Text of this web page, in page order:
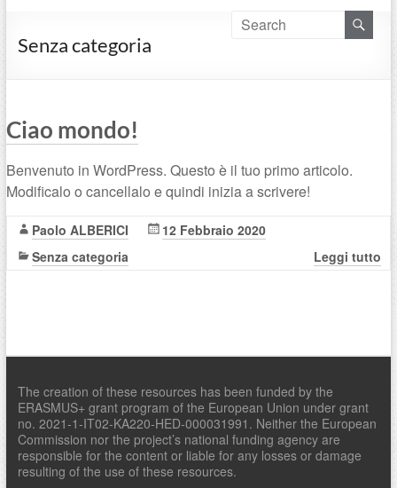
Senza categoria
Ciao mondo!
Benvenuto in WordPress. Questo è il tuo primo articolo.
Modificalo o cancellalo e quindi inizia a scrivere!
Paolo ALBERICI
12 Febbraio 2020
Senza categoria
Leggi tutto
The creation of these resources has been funded by the
ERASMUS+ grant program of the European Union under grant
no. 2021-1-IT02-KA220-HED-000031991. Neither the European
Commission nor the project’s national funding agency are
responsible for the content or liable for any losses or damage
resulting of the use of these resources.​